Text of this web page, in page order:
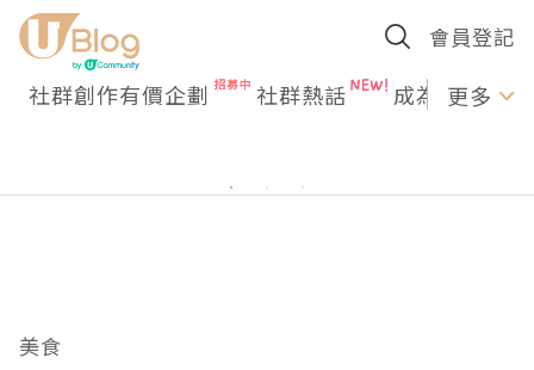
會員登記
社群創作有價企劃 社群熱話 成為U更多
美食